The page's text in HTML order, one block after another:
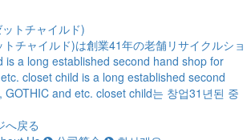
チャイルド)は創業41年の老舗リサイクルショ
is a long established second hand shop for
closet child is a long established second
GOTHIC and etc. closet child는 창업31년된 중
へ戻る